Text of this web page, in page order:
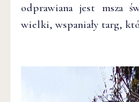
odprawiana jest msza
wielki, wspaniały targ,